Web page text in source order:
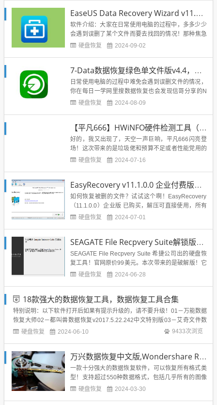
复硬盘驱动器的问题，显示硬盘...
EaseUS Data Recovery Wizard v11.9绿色免安装破解版，超级强大的数据恢复工具
软件介绍：大家在日常使用电脑的过程中，多多少少
会遇到误删了某个文件而要去找回的情况！那种焦急
的心情体会过的自然懂啊！信哥在之前也分享过超级
d Trial这本是一款好用的数据恢复软件，...
硬盘恢复 2024-09-02
7-Data数据恢复绿色单文件版v4.4，大小仅3M的数据恢复神器
日常使用电脑的过程中难免会遇到误删文件的情况，
你在每日一学网里搜数据恢复也会发现信哥分享的N
多免费好用的数据恢复软件！今天再带来一款神器！
大家尽情使用吧！下载地址：蓝奏网盘 提取码：百度
网盘...
硬盘恢复 2024-08-09
【平凡666】HWiNFO硬件检测工具（可以检测测试版CPU）
好的，我又出现了，天空一声巨响，平凡666闪亮登
场！这次带来的是垃圾佬和预算不足或者性能党用的
软件，检测软件HWiNFO，可以百度到国外官网网
硬盘恢复 2024-07-16
EasyRecovery v11.1.0.0 企业付费版，打开即可使用所有功能
如何恢复被删的文件？试试这个啊！EasyRecovery
（11.1.0.0）企业版 已购买，解压可直接使用，所有
功能正常.下载地址：百度网盘 提取码：ggdh蓝奏网
硬盘恢复 2024-07-01
SEAGATE File Recpvery Suite解锁版，希捷硬盘数据恢复工具
SEAGATE File Recpvery Suite 希捷公司出的硬盘恢
复工具！官网原价99美元。本次带来的是破解版！它
可以检查你的硬盘是否有坏道，是否有风险，也可扫
硬盘恢复 2024-06-28
18款强大的数据恢复工具，数据恢复工具合集
特别说明：以下软件打开后如果有提示升级的，请不要升级！01－万能数据
恢复大师02－都叫兽数据恢复v2017.5.22.242中文特别版03－艾奇文件数
据恢复软件全能版 v1.20.0308 中文特别版04－苹果手机数据恢复工具 iSton
硬盘恢复 2024-06-10 9433次浏览
万兴数据恢复中文版,Wondershare Recoverit 7.1.4.2,含mac版本
一款十分强大的数据恢复软件，可以恢复所有格式类
型！支持超过550种数据格式，包括几乎所有的图像
文件、多媒体文件、电子邮件、档案等。支持所有设
硬盘恢复 2024-03-30